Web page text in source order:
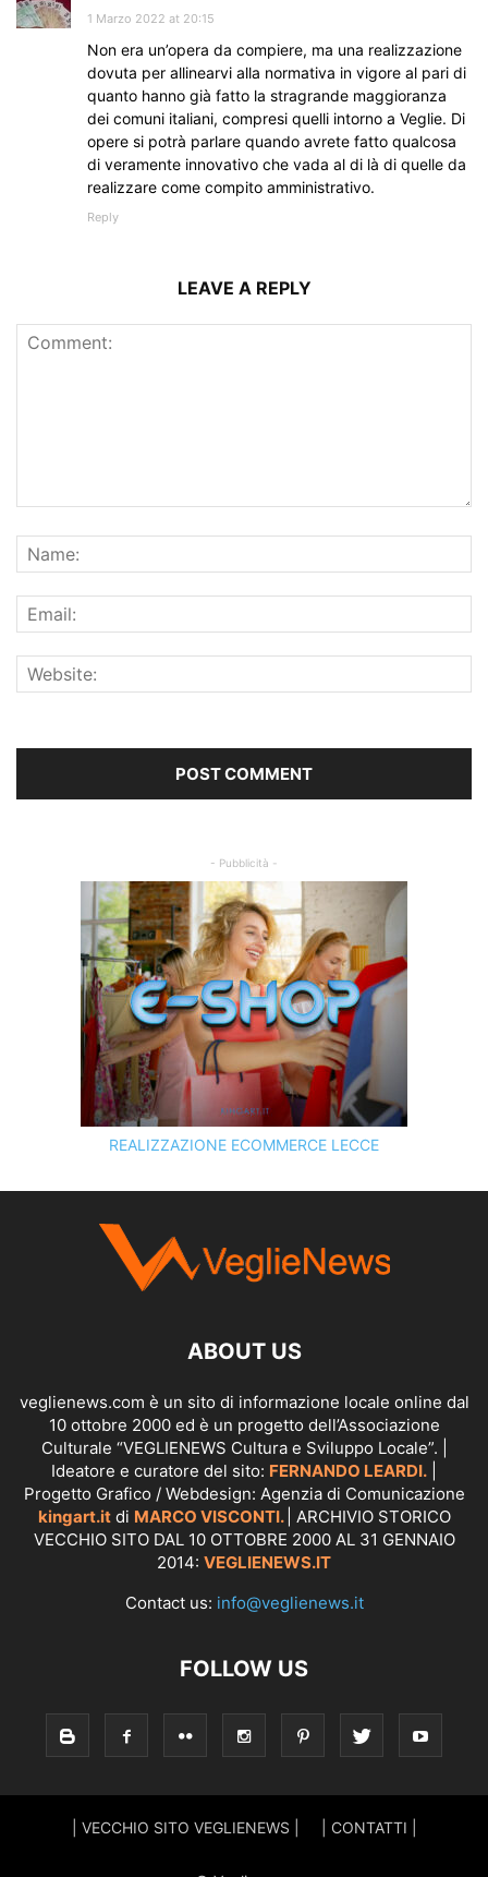
1 Marzo 2022 at 20:15
Non era un’opera da compiere, ma una realizzazione
dovuta per allinearvi alla normativa in vigore al pari di
quanto hanno già fatto la stragrande maggioranza
dei comuni italiani, compresi quelli intorno a Veglie. Di
opere si potrà parlare quando avrete fatto qualcosa
di veramente innovativo che vada al di là di quelle da
realizzare come compito amministrativo.
Reply
LEAVE A REPLY
- Pubblicità -
REALIZZAZIONE ECOMMERCE LECCE
SCOPRI I SERVIZI DIKINGART.IT
ABOUT US
veglienews.com è un sito di informazione locale online dal
10 ottobre 2000 ed è un progetto dell’Associazione
Culturale “VEGLIENEWS Cultura e Sviluppo Locale”. |
Ideatore e curatore del sito: FERNANDO LEARDI.
Progetto Grafico / Webdesign: Agenzia di Comunicazione
kingart.itdi MARCO VISCONTI. | ARCHIVIO STORICO
VECCHIO SITO DAL 10 OTTOBRE 2000 AL 31 GENNAIO
2014: VEGLIENEWS.IT
Contact us: info@veglienews.it
FOLLOW US
| VECCHIO SITO VEGLIENEWS | | CONTATTI |